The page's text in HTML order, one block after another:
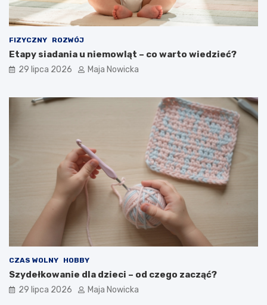
FIZYCZNY ROZWÓJ
Etapy siadania u niemowląt – co warto wiedzieć?
29 lipca 2026 Maja Nowicka
CZAS WOLNY HOBBY
Szydełkowanie dla dzieci – od czego zacząć?
29 lipca 2026 Maja Nowicka